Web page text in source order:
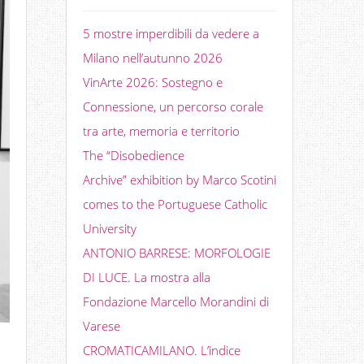
5 mostre imperdibili da vedere a
Milano nell’autunno 2026
VinArte 2026: Sostegno e
Connessione, un percorso corale
tra arte, memoria e territorio
The “Disobedience
Archive” exhibition by Marco Scotini
comes to the Portuguese Catholic
University
ANTONIO BARRESE: MORFOLOGIE
DI LUCE. La mostra alla
Fondazione Marcello Morandini di
Varese
CROMATICAMILANO. L’indice